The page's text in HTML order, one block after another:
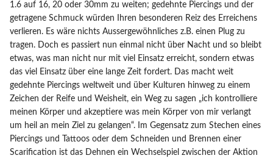
1.6 auf 16, 20 oder 30mm zu weiten; gedehnte Piercings und der
getragene Schmuck würden Ihren besonderen Reiz des Erreichens
verlieren. Es wäre nichts Aussergewöhnliches z.B. einen Plug zu
tragen. Doch es passiert nun einmal nicht über Nacht und so bleibt
etwas, was man nicht nur mit viel Einsatz erreicht, sondern etwas
das viel Einsatz über eine lange Zeit fordert. Das macht weit
gedehnte Piercings weltweit und über Kulturen hinweg zu einem
Zeichen der Reife und Weisheit, ein Weg zu sagen „ich kontrolliere
meinen Körper und akzeptiere was mein Körper von mir verlangt
um heil an mein Ziel zu gelangen“. Im Gegensatz zum Stechen eines
Piercings und Tattoos oder dem Schneiden und Brennen einer
Scarification ist das Dehnen ein Wechselspiel zwischen der Aktion